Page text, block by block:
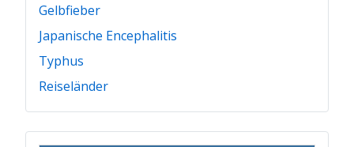
Gelbfieber
Japanische Encephalitis
Typhus
Reiseländer